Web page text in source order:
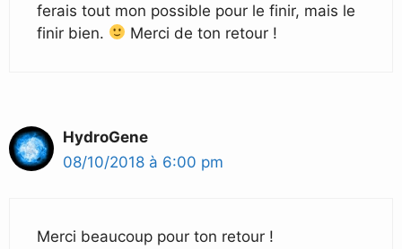
ferais tout mon possible pour le finir, mais le
finir bien.
Merci de ton retour !
HydroGene
08/10/2018 à 6:00 pm
Merci beaucoup pour ton retour !